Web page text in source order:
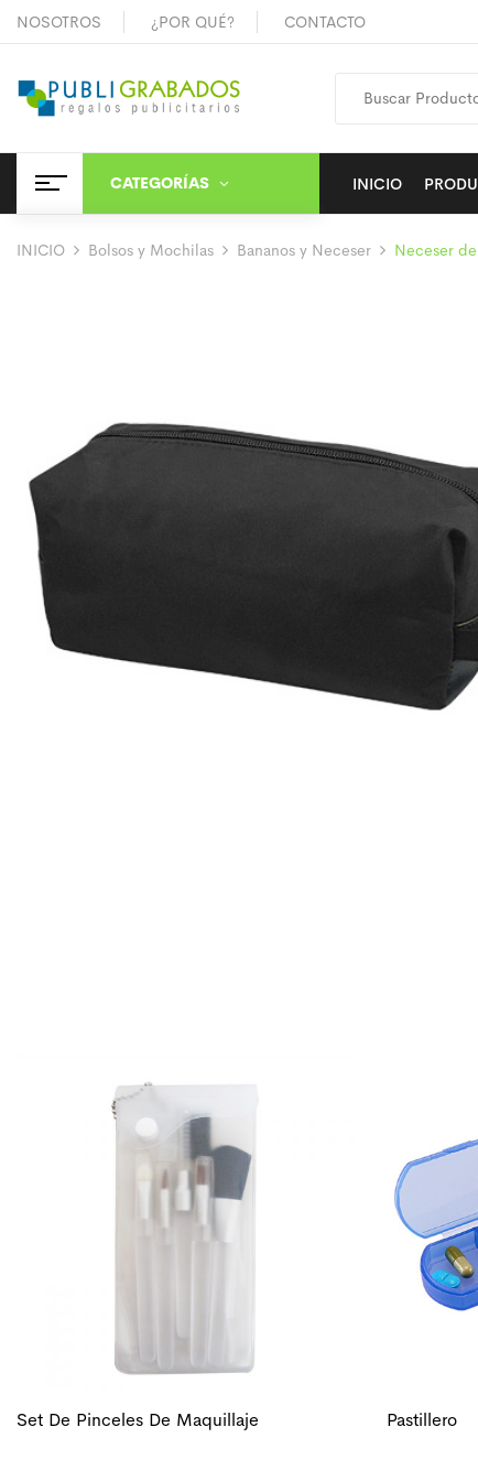
NOSOTROS ¿POR QUÉ? CONTACTO
CATEGORÍAS INICIO
INICIO Bolsos y Mochilas Bananos y Neceser Neceser
Set De Pinceles De Maquillaje Pastillero